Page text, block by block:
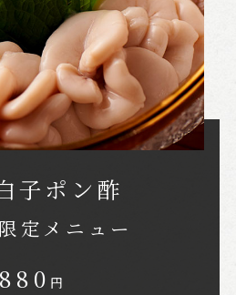
子ポン酢
定メニュー
880 円